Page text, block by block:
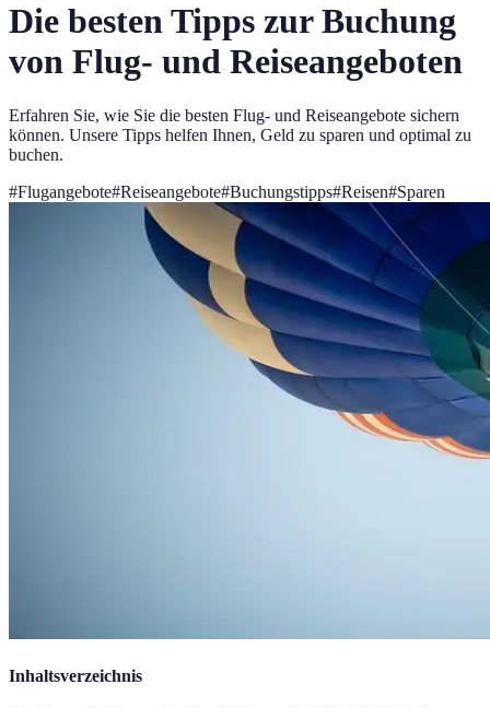
Die besten Tipps zur Buchung
von Flug- und Reiseangeboten
Erfahren Sie, wie Sie die besten Flug- und Reiseangebote sichern
können. Unsere Tipps helfen Ihnen, Geld zu sparen und optimal zu
buchen.
#Flugangebote#Reiseangebote#Buchungstipps#Reisen#Sparen
Inhaltsverzeichnis